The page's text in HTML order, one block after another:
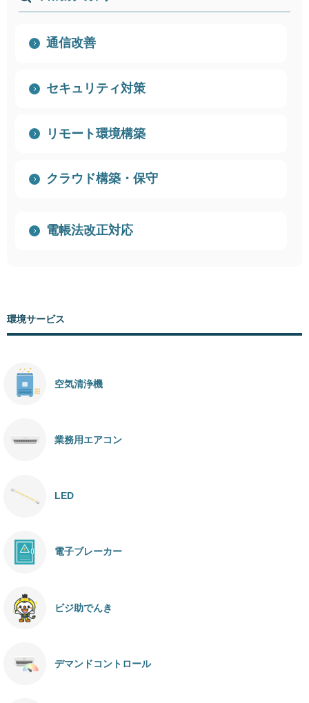
通信改善
セキュリティ対策
リモート環境構築
クラウド構築・保守
電帳法改正対応
環境サービス
空気清浄機
業務用エアコン
LED
電子ブレーカー
ビジ助でんき
デマンドコントロール